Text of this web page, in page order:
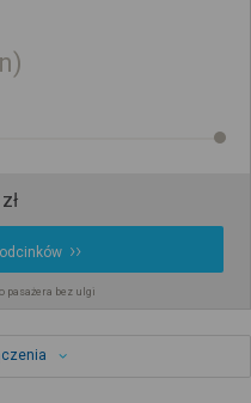
zł
pasażera bez ulgi